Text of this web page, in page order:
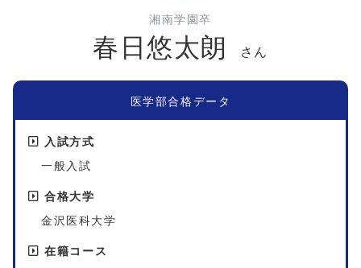
湘南学園卒
春日悠太朗 さん
医学部合格データ
入試方式
一般入試
合格大学
金沢医科大学
在籍コース